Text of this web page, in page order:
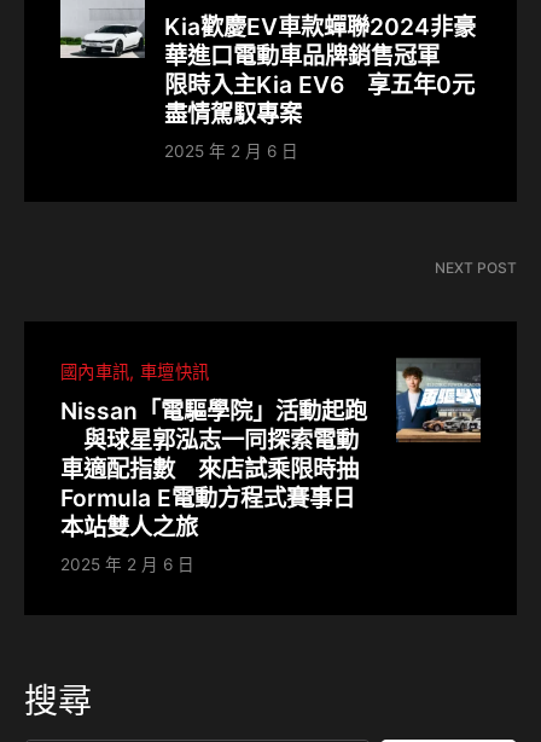
Kia歡慶EV車款蟬聯2024非豪
華進口電動車品牌銷售冠軍
限時入主Kia EV6 享五年0元
盡情駕馭專案
2025 年 2 月 6 日
NEXT POST
國內車訊 車壇快訊
Nissan「電驅學院」活動起跑
與球星郭泓志一同探索電動
車適配指數 來店試乘限時抽
Formula E電動方程式賽事日
本站雙人之旅
2025 年 2 月 6 日
搜尋